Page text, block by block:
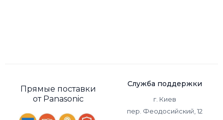
✔️ Официальную гарантию Panasonic;
оптимальной модели;
Прямые поставки
от Panasonic
Служба поддержки
г. Киев
пер. Феодосийский, 12